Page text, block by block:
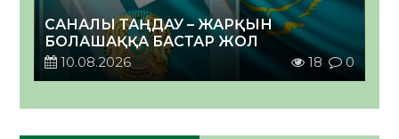
САНАЛЫ ТАҢДАУ – ЖАРҚЫН
БОЛАШАҚҚА БАСТАР ЖОЛ
10.08.2026
18 0